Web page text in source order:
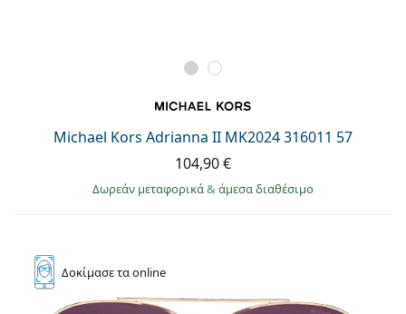
Michael Kors Adrianna II MK2024 316011 57
104,90 €
Δωρεάν μεταφορικά& άμεσα διαθέσιμο
Δοκίμασετα online